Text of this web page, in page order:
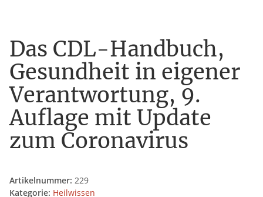
Das CDL-Handbuch,
Gesundheit in eigener
Verantwortung, 9.
Auflage mit Update
zum Coronavirus
Artikelnummer: 229
Kategorie: Heilwissen